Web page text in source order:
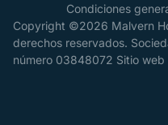
Condiciones
Copyright ©2026 Malvern
derechos reservados.
número 03848072 Sitio